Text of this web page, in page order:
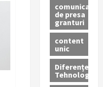
comunicate
de presa
granturi
content
unic
Diferențe
Tehnologice